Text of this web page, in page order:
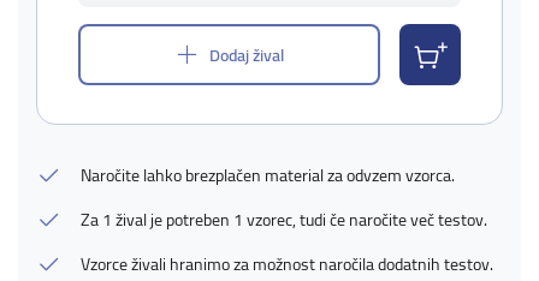
Dodaj žival
Naročite lahko brezplačen material za odvzem vzorca.
Za 1 žival je potreben 1 vzorec, tudi če naročite več testov.
Vzorce živali hranimo za možnost naročila dodatnih testov.